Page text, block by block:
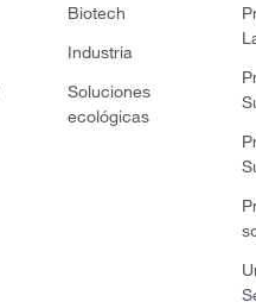
Biotech
Industria
Soluciones
ecológicas